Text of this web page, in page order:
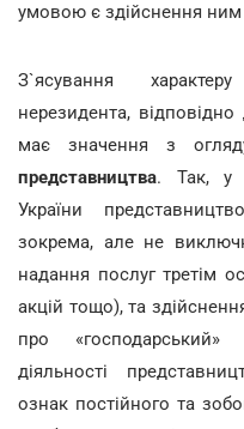
умовою є здійснення ним
З`ясування
нерезидента,
має значення з
представництва. Так, у
України
зокрема, але не
надання послуг третім
акцій тощо), та
про «господарський»
діяльності
ознак постійного та